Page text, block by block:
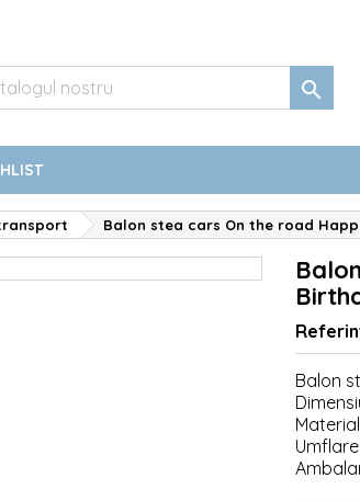

Balon stea cars On the road
Balon